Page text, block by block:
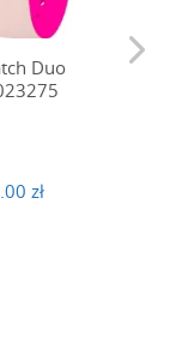
Duo
zł
Ice